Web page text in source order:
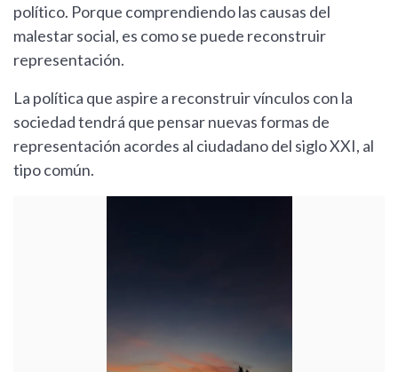
político. Porque comprendiendo las causas del
malestar social, es como se puede reconstruir
representación.
La política que aspire a reconstruir vínculos con la
sociedad tendrá que pensar nuevas formas de
representación acordes al ciudadano del siglo XXI, al
tipo común.